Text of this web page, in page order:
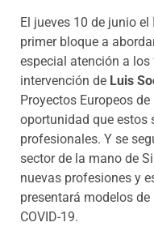
El jueves 10 de junio el
primer bloque a
especial atención a
intervención de Luis
Proyectos Europeos
oportunidad que estos
profesionales. Y se
sector de la mano de
nuevas profesiones y
presentará modelos
COVID-19.